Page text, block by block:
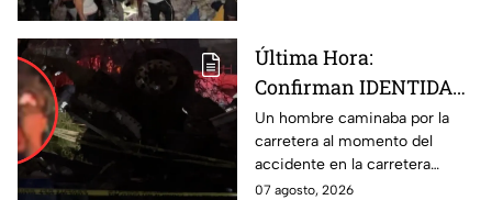
Última Hora:
Confirman IDENTIDAD
de uno de los
lesionados tras fatal
accid3nte en Irapuato
Un hombre caminaba por la
carretera al momento del
accidente en la carretera
Irapuato-Abasolo en el Trébol.
07 agosto, 2026